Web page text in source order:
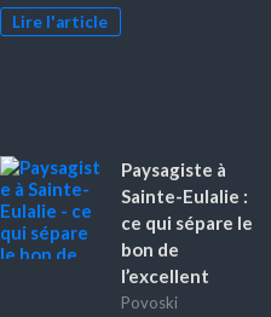
Lire l'article
Paysagiste à
Sainte-Eulalie :
ce qui sépare le
bon de
l’excellent
Povoski